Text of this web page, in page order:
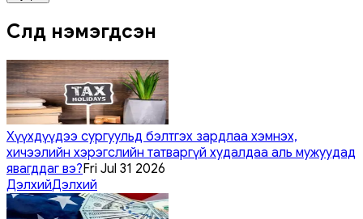
Сүүлд нэмэгдсэн
Хүүхдүүдээ сургуульд бэлтгэх зардлаа хэмнэх,
хичээлийн хэрэгслийн татваргүй худалдаа аль мужуудад
явагддаг вэ?Fri Jul 31 2026
ДэлхийДэлхий